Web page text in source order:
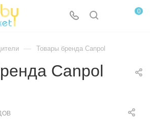
0
— Товары бренда Canpol
Canpol